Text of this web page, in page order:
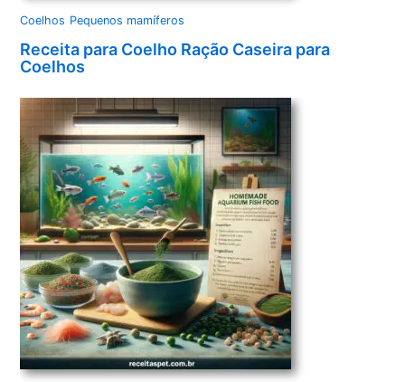
Coelhos Pequenos mamíferos
Receita para Coelho Ração Caseira para
Coelhos